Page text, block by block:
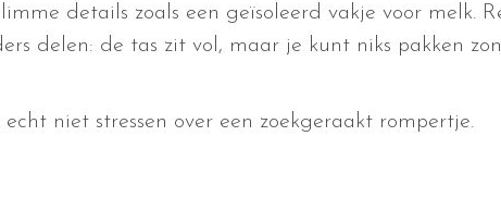
details zoals een geïsoleerd vakje voor melk.
delen: de tas zit vol, maar je kunt niks pakken
niet stressen over een zoekgeraakt rompertje.